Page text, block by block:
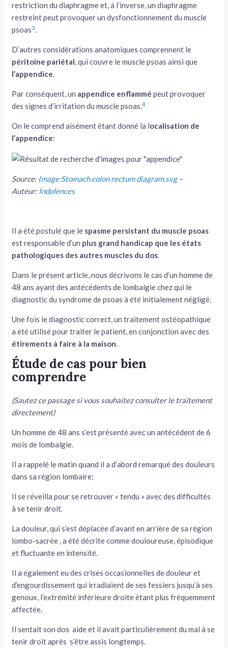
restriction du diaphragme et, à l’inverse, un diaphragme
restreint peut provoquer un dysfonctionnement du muscle
psoas3.
D’autres considérations anatomiques comprennent le
péritoine pariétal, qui couvre le muscle psoas ainsi que
l’appendice.
Par conséquent, un appendice enflammé peut provoquer
des signes d’irritation du muscle psoas.4
On le comprend aisément étant donné la localisation de
l’appendice:
Source: Image:Stomach colon rectum diagram.svg–
Auteur: Indolences
Il a été postulé que le spasme persistant du muscle psoas
est responsable d’un plus grand handicap que les états
pathologiques des autres muscles du dos.
Dans le présent article, nous décrivons le cas d’un homme de
48 ans ayant des antécédents de lombalgie chez qui le
diagnostic du syndrome de psoas à été initialement négligé.
Une fois le diagnostic correct, un traitement ostéopathique
a été utilisé pour traiter le patient, en conjonction avec des
étirements à faire à la maison.
Étude de cas pour bien
comprendre
(Sautez ce passage si vous souhaitez consulter le traitement
directement)
Un homme de 48 ans s’est présenté avec un antécédent de 6
mois de lombalgie.
Il a rappelé le matin quand il a d’abord remarqué des douleurs
dans sa région lombaire;
Il se réveilla pour se retrouver « tendu » avec des difficultés
à se tenir droit.
La douleur, qui s’est déplacée d’avant en arrière de sa région
lombo-sacrée , a été décrite comme douloureuse, épisodique
et fluctuante en intensité.
Il a également eu des crises occasionnelles de douleur et
d’engourdissement qui irradiaient de ses fessiers jusqu’à ses
genoux, l’extrémité inférieure droite étant plus fréquemment
affectée.
Il sentait son dos aide et il avait particulièrement du mal à se
tenir droit après s’être assis longtemps.